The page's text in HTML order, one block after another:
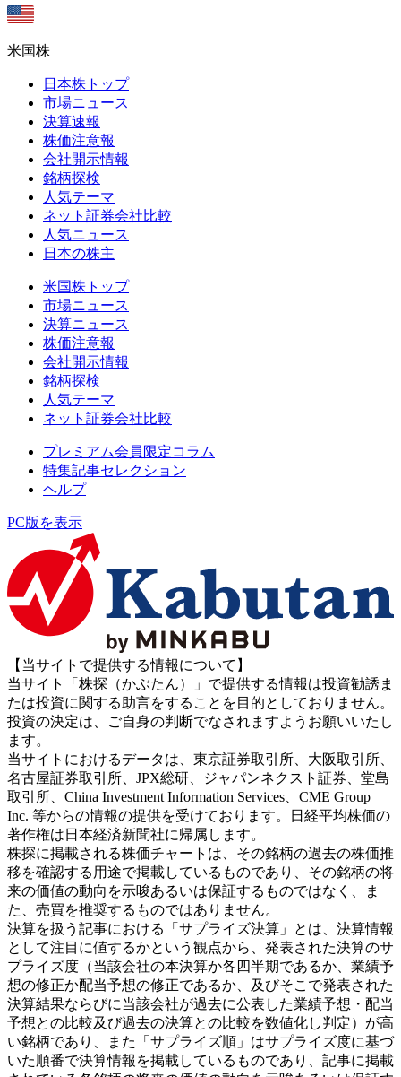
米国株
日本株トップ
市場ニュース
決算速報
株価注意報
会社開示情報
銘柄探検
人気テーマ
ネット証券会社比較
人気ニュース
日本の株主
米国株トップ
市場ニュース
決算ニュース
株価注意報
会社開示情報
銘柄探検
人気テーマ
ネット証券会社比較
プレミアム会員限定コラム
特集記事セレクション
ヘルプ
PC版を表示
【当サイトで提供する情報について】
当サイト「株探（かぶたん）」で提供する情報は投資勧誘ま
たは投資に関する助言をすることを目的としておりません。
投資の決定は、ご自身の判断でなされますようお願いいたし
ます。
当サイトにおけるデータは、東京証券取引所、大阪取引所、
名古屋証券取引所、JPX総研、ジャパンネクスト証券、堂島
取引所、China Investment Information Services、CME Group
Inc. 等からの情報の提供を受けております。日経平均株価の
著作権は日本経済新聞社に帰属します。
株探に掲載される株価チャートは、その銘柄の過去の株価推
移を確認する用途で掲載しているものであり、その銘柄の将
来の価値の動向を示唆あるいは保証するものではなく、ま
た、売買を推奨するものではありません。
決算を扱う記事における「サプライズ決算」とは、決算情報
として注目に値するかという観点から、発表された決算のサ
プライズ度（当該会社の本決算か各四半期であるか、業績予
想の修正か配当予想の修正であるか、及びそこで発表された
決算結果ならびに当該会社が過去に公表した業績予想・配当
予想との比較及び過去の決算との比較を数値化し判定）が高
い銘柄であり、また「サプライズ順」はサプライズ度に基づ
いた順番で決算情報を掲載しているものであり、記事に掲載